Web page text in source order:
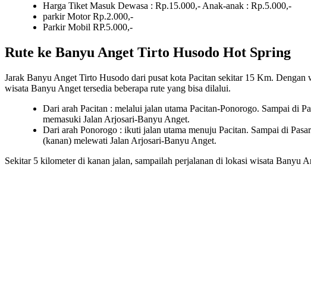
Harga Tiket Masuk Dewasa : Rp.15.000,- Anak-anak : Rp.5.000,-
parkir Motor Rp.2.000,-
Parkir Mobil RP.5.000,-
Rute ke Banyu Anget Tirto Husodo Hot Spring
Jarak Banyu Anget Tirto Husodo dari pusat kota Pacitan sekitar 15 Km.
wisata Banyu Anget tersedia beberapa rute yang bisa dilalui.
Dari arah Pacitan : melalui jalan utama Pacitan-Ponorogo. Sampai di
memasuki Jalan Arjosari-Banyu Anget.
Dari arah Ponorogo : ikuti jalan utama menuju Pacitan. Sampai di
(kanan) melewati Jalan Arjosari-Banyu Anget.
Sekitar 5 kilometer di kanan jalan, sampailah perjalanan di lokasi wisata Banyu